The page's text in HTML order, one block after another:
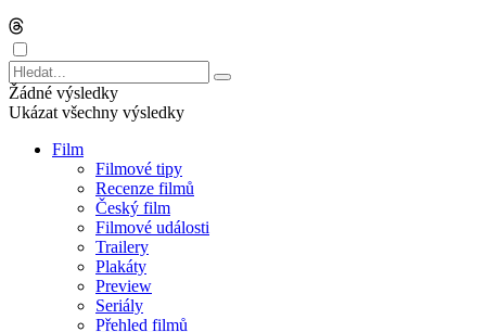
Žádné výsledky
Ukázat všechny výsledky
Film
Filmové tipy
Recenze filmů
Český film
Filmové události
Trailery
Plakáty
Preview
Seriály
Přehled filmů